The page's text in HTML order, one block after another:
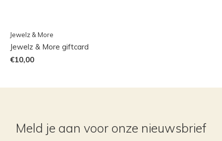
Jewelz & More
Jewelz & More giftcard
€10,00
Meld je aan voor onze nieuwsbrief